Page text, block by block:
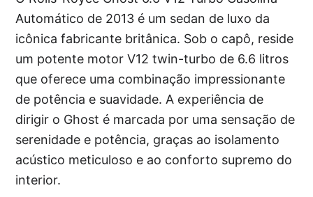
Automático de 2013 é um sedan de luxo da
icônica fabricante britânica. Sob o capô, reside
um potente motor V12 twin-turbo de 6.6 litros
que oferece uma combinação impressionante
de potência e suavidade. A experiência de
dirigir o Ghost é marcada por uma sensação de
serenidade e potência, graças ao isolamento
acústico meticuloso e ao conforto supremo do
interior.